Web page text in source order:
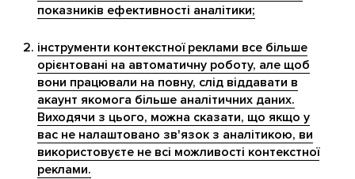
показників ефективності аналітики;
інструменти контекстної реклами все більше
орієнтовані на автоматичну роботу, але щоб
вони працювали на повну, слід віддавати в
акаунт якомога більше аналітичних даних.
Виходячи з цього, можна сказати, що якщо у
вас не налаштовано зв'язок з аналітикою, ви
використовуєте не всі можливості контекстної
реклами.